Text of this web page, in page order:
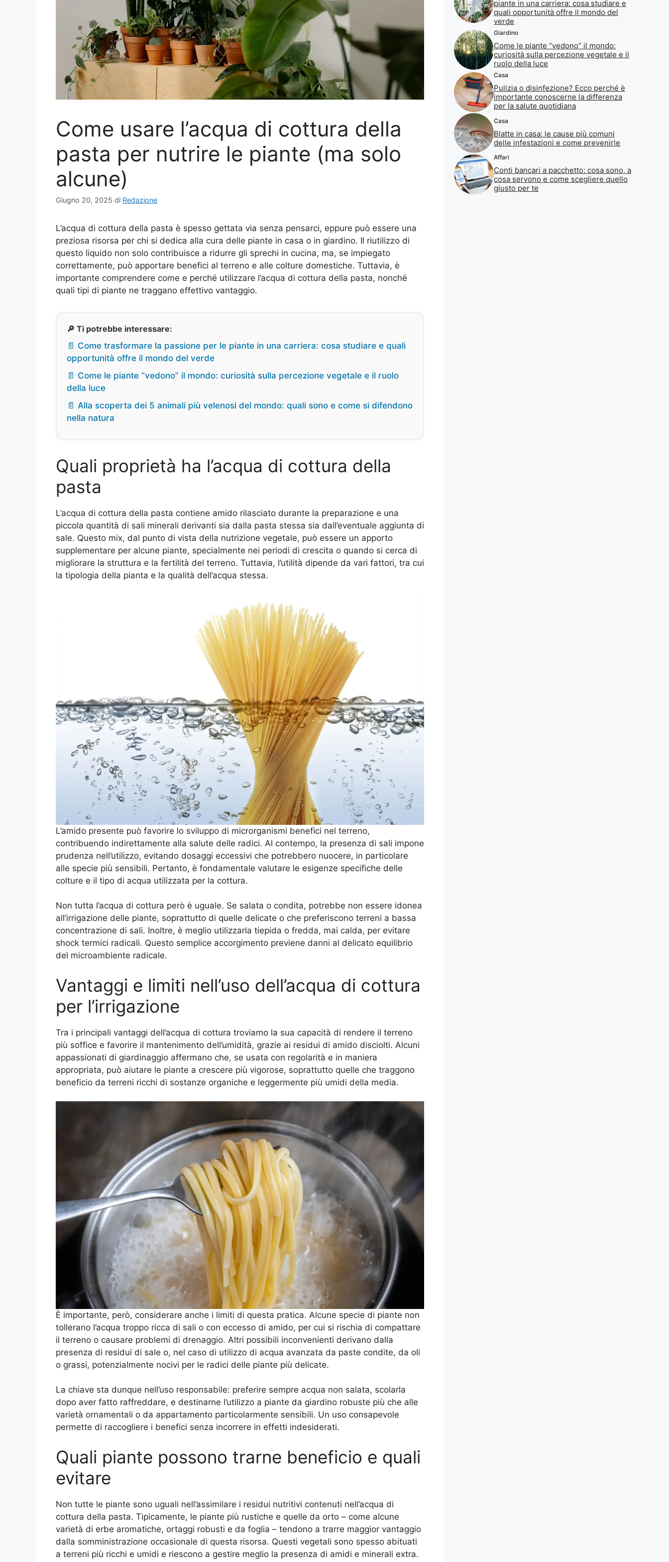
Come usare l’acqua di cottura della
pasta per nutrire le piante (ma solo
alcune)
Giugno 20, 2025 di Redazione
L’acqua di cottura della pasta è spesso gettata via senza pensarci, eppure può essere una
preziosa risorsa per chi si dedica alla cura delle piante in casa o in giardino. Il riutilizzo di
questo liquido non solo contribuisce a ridurre gli sprechi in cucina, ma, se impiegato
correttamente, può apportare benefici al terreno e alle colture domestiche. Tuttavia, è
importante comprendere come e perché utilizzare l’acqua di cottura della pasta, nonché
quali tipi di piante ne traggano effettivo vantaggio.
🔎 Ti potrebbe interessare:
📄 Come trasformare la passione per le piante in una carriera: cosa studiare e quali
opportunità offre il mondo del verde
📄 Come le piante “vedono” il mondo: curiosità sulla percezione vegetale e il ruolo
della luce
📄 Alla scoperta dei 5 animali più velenosi del mondo: quali sono e come si difendono
nella natura
Quali proprietà ha l’acqua di cottura della
pasta
L’acqua di cottura della pasta contiene amido rilasciato durante la preparazione e una
piccola quantità di sali minerali derivanti sia dalla pasta stessa sia dall’eventuale aggiunta di
sale. Questo mix, dal punto di vista della nutrizione vegetale, può essere un apporto
supplementare per alcune piante, specialmente nei periodi di crescita o quando si cerca di
migliorare la struttura e la fertilità del terreno. Tuttavia, l’utilità dipende da vari fattori, tra cui
la tipologia della pianta e la qualità dell’acqua stessa.
L’amido presente può favorire lo sviluppo di microrganismi benefici nel terreno,
contribuendo indirettamente alla salute delle radici. Al contempo, la presenza di sali impone
prudenza nell’utilizzo, evitando dosaggi eccessivi che potrebbero nuocere, in particolare
alle specie più sensibili. Pertanto, è fondamentale valutare le esigenze specifiche delle
colture e il tipo di acqua utilizzata per la cottura.
Non tutta l’acqua di cottura però è uguale. Se salata o condita, potrebbe non essere idonea
all’irrigazione delle piante, soprattutto di quelle delicate o che preferiscono terreni a bassa
concentrazione di sali. Inoltre, è meglio utilizzarla tiepida o fredda, mai calda, per evitare
shock termici radicali. Questo semplice accorgimento previene danni al delicato equilibrio
del microambiente radicale.
Vantaggi e limiti nell’uso dell’acqua di cottura
per l’irrigazione
Tra i principali vantaggi dell’acqua di cottura troviamo la sua capacità di rendere il terreno
più soffice e favorire il mantenimento dell’umidità, grazie ai residui di amido disciolti. Alcuni
appassionati di giardinaggio affermano che, se usata con regolarità e in maniera
appropriata, può aiutare le piante a crescere più vigorose, soprattutto quelle che traggono
beneficio da terreni ricchi di sostanze organiche e leggermente più umidi della media.
È importante, però, considerare anche i limiti di questa pratica. Alcune specie di piante non
tollerano l’acqua troppo ricca di sali o con eccesso di amido, per cui si rischia di compattare
il terreno o causare problemi di drenaggio. Altri possibili inconvenienti derivano dalla
presenza di residui di sale o, nel caso di utilizzo di acqua avanzata da paste condite, da oli
o grassi, potenzialmente nocivi per le radici delle piante più delicate.
La chiave sta dunque nell’uso responsabile: preferire sempre acqua non salata, scolarla
dopo aver fatto raffreddare, e destinarne l’utilizzo a piante da giardino robuste più che alle
varietà ornamentali o da appartamento particolarmente sensibili. Un uso consapevole
permette di raccogliere i benefici senza incorrere in effetti indesiderati.
Quali piante possono trarne beneficio e quali
evitare
Non tutte le piante sono uguali nell’assimilare i residui nutritivi contenuti nell’acqua di
cottura della pasta. Tipicamente, le piante più rustiche e quelle da orto – come alcune
varietà di erbe aromatiche, ortaggi robusti e da foglia – tendono a trarre maggior vantaggio
dalla somministrazione occasionale di questa risorsa. Questi vegetali sono spesso abituati
a terreni più ricchi e umidi e riescono a gestire meglio la presenza di amidi e minerali extra.
piante in una carriera: cosa studiare e
quali opportunità offre il mondo del
verde
Giardino
Come le piante “vedono” il mondo:
curiosità sulla percezione vegetale e il
ruolo della luce
Casa
Pulizia o disinfezione? Ecco perché è
importante conoscerne la differenza
per la salute quotidiana
Casa
Blatte in casa: le cause più comuni
delle infestazioni e come prevenirle
Affari
Conti bancari a pacchetto: cosa sono, a
cosa servono e come scegliere quello
giusto per te